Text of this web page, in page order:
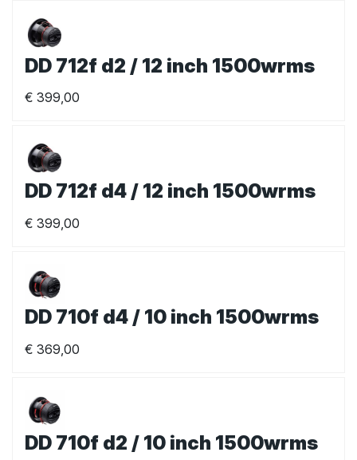
DD 712f d2 / 12 inch 1500wrms
€ 399,00
DD 712f d4 / 12 inch 1500wrms
€ 399,00
DD 710f d4 / 10 inch 1500wrms
€ 369,00
DD 710f d2 / 10 inch 1500wrms